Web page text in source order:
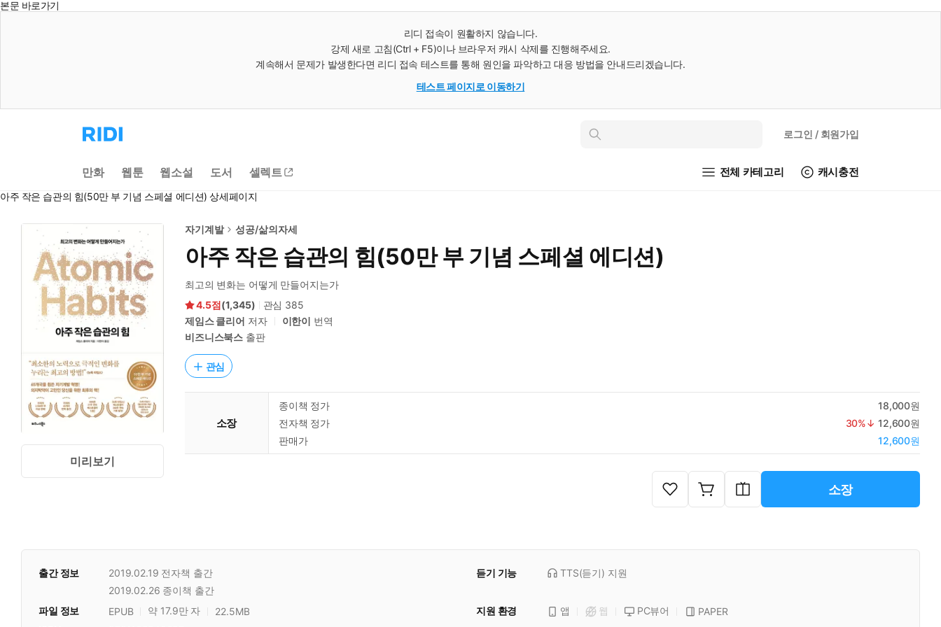
본문 바로가기
리디 접속이 원활하지 않습니다.
강제 새로 고침(Ctrl + F5)이나 브라우저 캐시 삭제를 진행해주세요.
계속해서 문제가 발생한다면 리디 접속 테스트를 통해 원인을 파악하고 대응 방법을 안내드리겠습니다.
테스트 페이지로 이동하기
리
디
으
로
동
인
로그인 / 회원가입
만화 웹툰 웹소설 도서 셀렉트 전체 카테고리 캐시충전
아주 작은 습관의 힘(50만 부 기념 스페셜 에디션) 상세페이지
미리보기
자기계발 성공/삶의자세
아주 작은 습관의 힘(50만 부 기념 스페셜 에디션)
최고의 변화는 어떻게 만들어지는가
4.5
(1,345) 관심 385
제임스 클리어 저자 이한이 번역
비즈니스북스 출판
관심
소장
종이책 정가
18,000원
전자책 정가
30%↓ 12,600원
판매가
12,600원
소장
출간 정보 2019.02.19 전자책 출간
2019.02.26 종이책 출간
듣기 기능 TTS(듣기) 지원
파일 정보 EPUB 약 17.9만 자 22.5MB 지원 환경 앱 웹 PC뷰어
PAPER